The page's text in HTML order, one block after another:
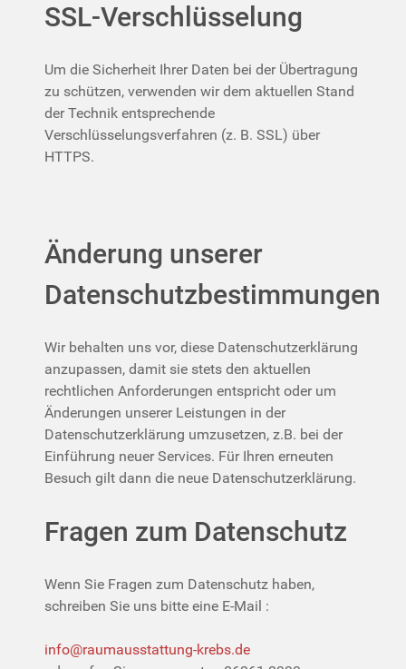
SSL-Verschlüsselung
Um die Sicherheit Ihrer Daten bei der Übertragung
zu schützen, verwenden wir dem aktuellen Stand
der Technik entsprechende
Verschlüsselungsverfahren (z. B. SSL) über
HTTPS.
Änderung unserer
Datenschutzbestimmungen
Wir behalten uns vor, diese Datenschutzerklärung
anzupassen, damit sie stets den aktuellen
rechtlichen Anforderungen entspricht oder um
Änderungen unserer Leistungen in der
Datenschutzerklärung umzusetzen, z.B. bei der
Einführung neuer Services. Für Ihren erneuten
Besuch gilt dann die neue Datenschutzerklärung.
Fragen zum Datenschutz
Wenn Sie Fragen zum Datenschutz haben,
schreiben Sie uns bitte eine E-Mail :
info@raumausstattung-krebs.de